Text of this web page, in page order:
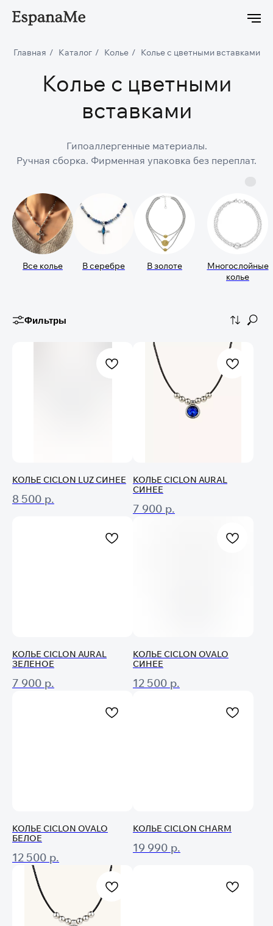
уже в продаже Новейшая коллекция Ciclon Eclipse уже в
Главная / Каталог / Колье / Колье с цветными вставками
Колье с цветными
вставками
Гипоаллергенные материалы.
Ручная сборка. Фирменная упаковка без переплат.
Все колье В серебре В золоте
Многослойные
колье
Фильтры
КОЛЬЕ CICLON LUZ СИНЕЕ
8 500 р.
КОЛЬЕ CICLON AURAL
СИНЕЕ
7 900 р.
КОЛЬЕ CICLON AURAL
ЗЕЛЕНОЕ
7 900 р.
КОЛЬЕ CICLON OVALO
СИНЕЕ
12 500 р.
КОЛЬЕ CICLON OVALO
БЕЛОЕ
12 500 р.
КОЛЬЕ CICLON CHARM
19 990 р.